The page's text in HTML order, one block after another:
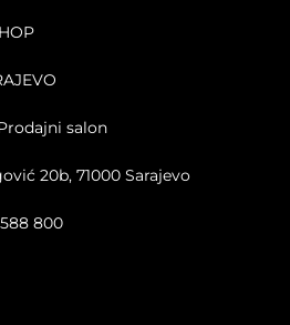
salon
20b, 71000 Sarajevo
800